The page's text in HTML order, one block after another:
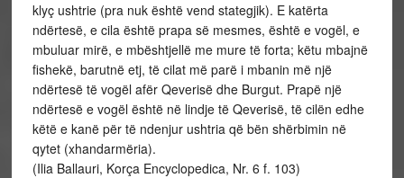
klyç ushtrie (pra nuk është vend stategjik). E katërta
ndërtesë, e cila është prapa së mesmes, është e vogël, e
mbuluar mirë, e mbështjellë me mure të forta; këtu mbajnë
fishekë, barutnë etj, të cilat më parë i mbanin më një
ndërtesë të vogël afër Qeverisë dhe Burgut. Prapë një
ndërtesë e vogël është në lindje të Qeverisë, të cilën edhe
këtë e kanë për të ndenjur ushtria që bën shërbimin në
qytet (xhandarmëria).
(Ilia Ballauri, Korça Encyclopedica, Nr. 6 f. 103)